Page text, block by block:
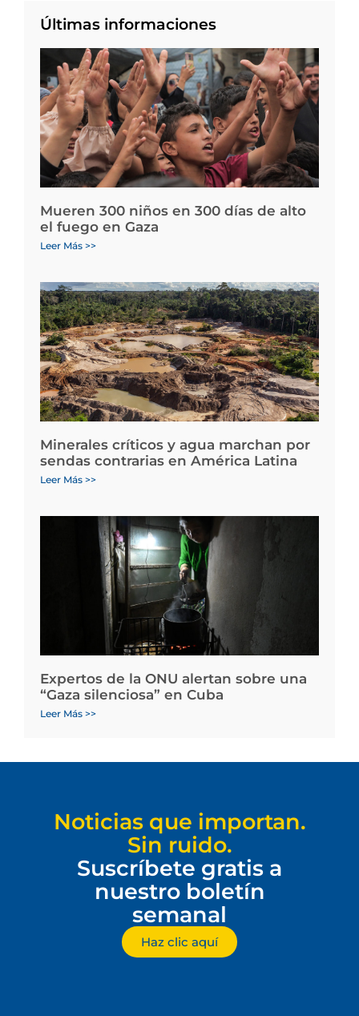
Últimas informaciones
Mueren 300 niños en 300 días de alto
el fuego en Gaza
Leer Más >>
Minerales críticos y agua marchan por
sendas contrarias en América Latina
Leer Más >>
Expertos de la ONU alertan sobre una
“Gaza silenciosa” en Cuba
Leer Más >>
Noticias que importan.
Sin ruido.
Suscríbete gratis a
nuestro boletín
semanal
Haz clic aquí